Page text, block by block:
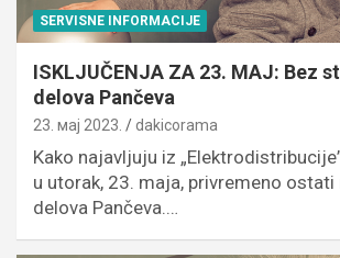
SERVISNE INFORMACIJE
ISKLJUČENJA ZA 23. MAJ: Bez
delova Pančeva
23. мај 2023. dakicorama
Kako najavljuju iz
u utorak, 23. maja, privremeno ostati
delova Pančeva.…